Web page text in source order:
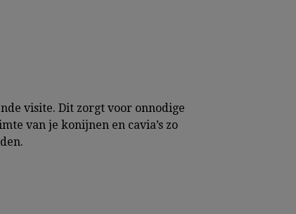
visite. Dit zorgt voor onnodige
van je konijnen en cavia’s zo